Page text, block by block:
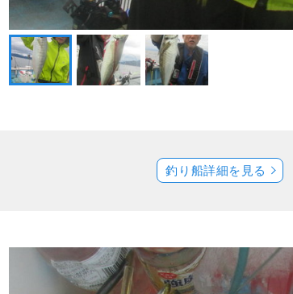
釣り船詳細を見る